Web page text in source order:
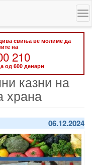
свиња ве молиме да
на
210
од 600 денари
казни на
храна
06.12.2024